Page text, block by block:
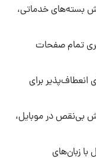
بسته‌های خدماتی،
تمام صفحات
انعطاف‌پذیر برای
بی‌نقص در موبایل،
با زبان‌های